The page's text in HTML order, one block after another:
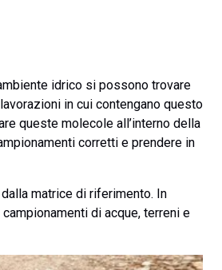
idrico si possono trovare
in cui contengano questo
queste molecole all’interno della
corretti e prendere in
matrice di riferimento. In
di acque, terreni e